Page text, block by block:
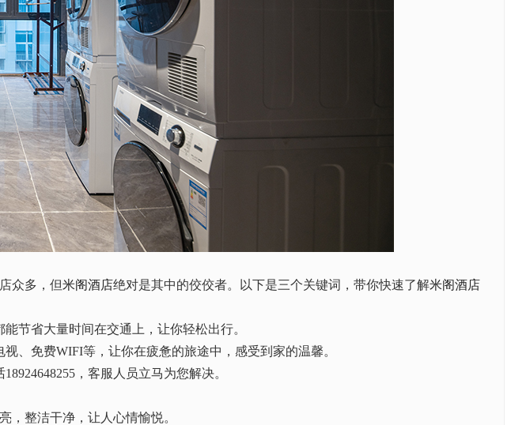
众多，但米阁酒店绝对是其中的佼佼者。以下是三个关键词，带你快速了解米阁酒店
节省大量时间在交通上，让你轻松出行。
视、免费WIFI等，让你在疲惫的旅途中，感受到家的温馨。
，客服人员立马为您解决。
，整洁干净，让人心情愉悦。